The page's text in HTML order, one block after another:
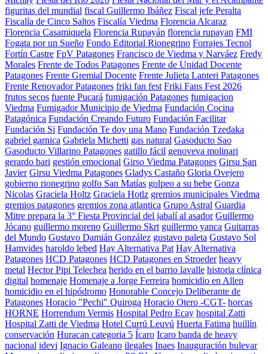
figuritas del mundial fiscal Guillermo Ibáñez Fiscal jefe Peralta
Fiscalía de Cinco Saltos Fiscalía Viedma Florencia Alcaraz
Florencia Casamiquela Florencia Rupayán florencia rupayan FMI
Fogata por un Sueño Fondo Editorial Rionegrino Forrajes Tecnol
Fortín Castre FpV Patagones Francisco de Viedma y Narváez Fredy
Morales Frente de Todos Patagones Frente de Unidad Docente
Patagones Frente Gremial Docente Frente Julieta Lanteri Patagones
Frente Renovador Patagones friki fan fest Friki Fans Fest 2026
frutos secos fuente Pucará fumigación Patagones fumigacion
Viedma Fumigador Municipio de Viedma Fundación Cocina
Patagónica Fundación Creando Futuro Fundación Facilitar
Fundación Si Fundación Te doy una Mano Fundación Tzedaka
gabriel garnica Gabriela Michetti gas natural Gasoducto Sao
Gasoducto Villarino Patagones gatillo fácil genoveva molinari
gerardo bari gestión emocional Girso Viedma Patagones Girsu San
Javier Girsu Viedma Patagones Gladys Castaño Gloria Ovejero
gobierno rionegrino golfo San Matías golpeo a su bebe Gonza
Nicolas Graciela Holtz Graciela Hotlz gremios municipales Viedma
gremios patagones gremios zona atlantica Grupo Astral Guardia
Mitre prepara la 3° Fiesta Provincial del jabalí al asador Guillermo
Jócano guillermo moreno Guillermo Skrt guillermo yanca Guitarras
del Mundo Gustavo Damián González gustavo paleta Gustavo Sol
Hamvides haroldo lebed Hay Alternativa Pat Hay Alternativa
Patagones HCD Patagones HCD Patagones en Stroeder heavy
metal Hector Pipi Telechea herido en el barrio lavalle historia clínica
digital homenaje Homenaje a Jorge Ferreira homicidio en Allen
homicidio en el hipódromo Honorable Concejo Deliberante de
Patagones Horacio "Pechi" Quiroga Horacio Otero -CGT- horcas
HORNE Horrendum Vermis Hospital Pedro Ecay hospital Zatti
Hospital Zatti de Viedma Hotel Currú Leuvú Huerta Fatima huillín
conservación Huracan categoria 5 Ícaro Icaro banda de heavy
nacional idevi Ignacio Galeano ilegales Inaes Inauguración bulevar